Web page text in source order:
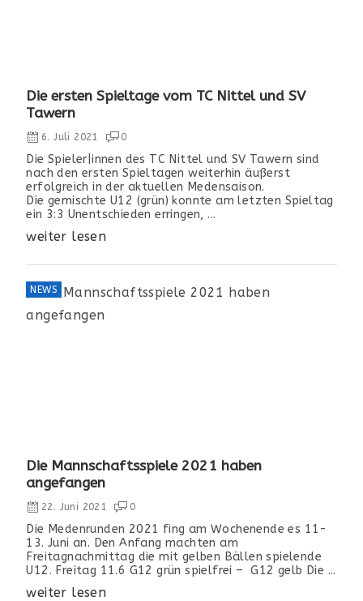
Die ersten Spieltage vom TC Nittel und SV
Tawern
6. Juli 2021 0
Die Spieler|innen des TC Nittel und SV Tawern sind
nach den ersten Spieltagen weiterhin äußerst
erfolgreich in der aktuellen Medensaison.
Die gemischte U12 (grün) konnte am letzten Spieltag
ein 3:3 Unentschieden erringen, ...
weiter lesen
NEWS
Die Mannschaftsspiele 2021 haben
angefangen
22. Juni 2021 0
Die Medenrunden 2021 fing am Wochenende es 11-
13. Juni an. Den Anfang machten am
Freitagnachmittag die mit gelben Bällen spielende
U12. Freitag 11.6 G12 grün spielfrei – G12 gelb Die ...
weiter lesen